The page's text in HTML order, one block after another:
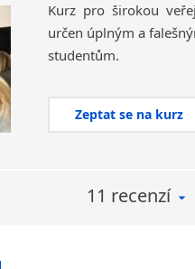
Kurz pro širokou
určen úplným a
studentům.
Zeptat se na kurz
11 recenzí